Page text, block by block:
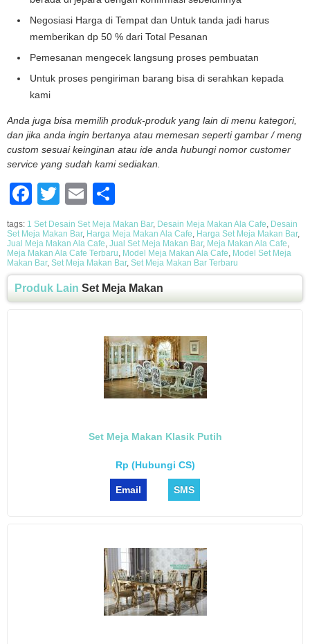
Negosiasi Harga di Tempat dan Untuk tanda jadi harus
memberikan dp 50 % dari Total Pesanan
Pemesanan mengecek langsung proses pembuatan
Untuk proses pengiriman barang bisa di serahkan kepada
kami
Anda juga bisa memilih produk-produk yang lain di menu kategori,
dan jika anda ingin bertanya atau memesan seperti gambar / meng
custom sesuai keinginan atau ide anda hubungi nomor customer
service yang sudah kami sediakan.
Facebook
TwitterEmail
tags: 1 Set Desain Set Meja Makan Bar, Desain Meja Makan Ala Cafe Desain
Set Meja Makan Bar, Harga Meja Makan Ala Cafe Harga Set Meja Makan Bar,
Jual Meja Makan Ala Cafe Jual Set Meja Makan Bar, Meja Makan Ala Cafe
Meja Makan Ala Cafe Terbaru Model Meja Makan Ala Cafe Model Set Meja
Makan Bar, Set Meja Makan Bar, Set Meja Makan Bar Terbaru
Produk Lain Set Meja Makan
Set Meja Makan Klasik Putih
Rp (Hubungi CS)
Email SMS